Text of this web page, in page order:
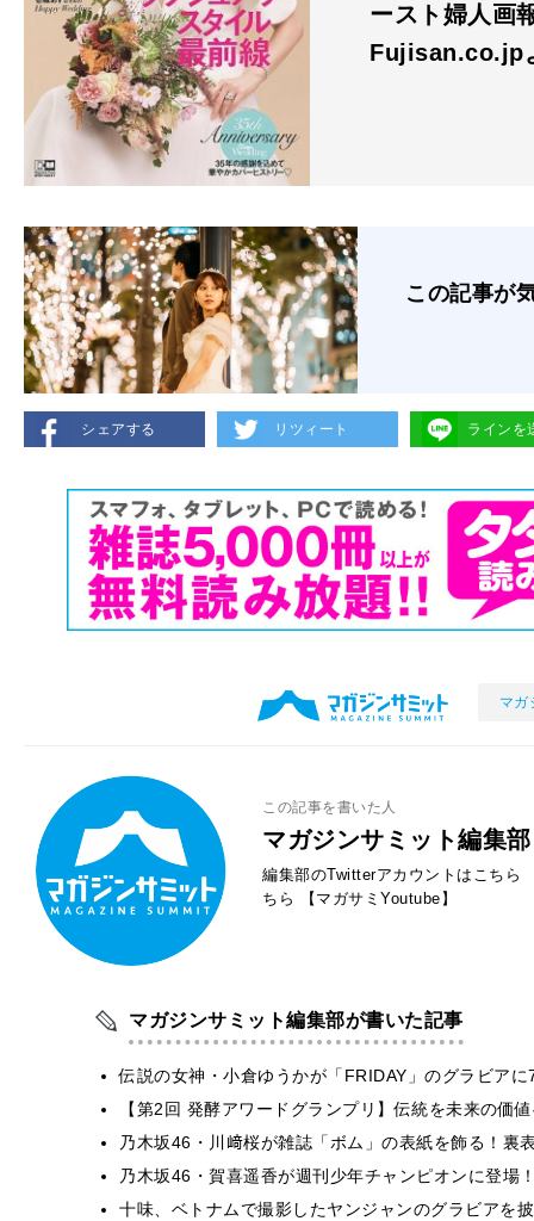
ースト婦人画
Fujisan.co.jp
この記事が
シェアする リツィート ラインを
マガ
この記事を書いた人
マガジンサミット編集部
編集部のTwitterアカウントはこちら
ちら
【マガサミYoutube】
マガジンサミット編集部が書いた記事
伝説の女神・小倉ゆうかが「FRIDAY」のグラビア
【第2回 発酵アワードグランプリ】伝統を未来の価
乃木坂46・川﨑桜が雑誌「ボム」の表紙を飾る！裏
乃木坂46・賀喜遥香が週刊少年チャンピオンに登
十味、ベトナムで撮影したヤンジャンのグラビアを